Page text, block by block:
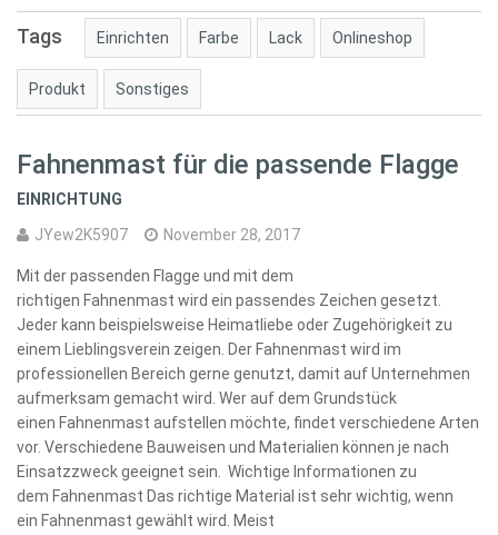
Tags Einrichten Farbe Lack Onlineshop
Produkt Sonstiges
Fahnenmast für die passende Flagge
EINRICHTUNG
JYew2K5907
November 28, 2017
Mit der passenden Flagge und mit dem
richtigen Fahnenmast wird ein passendes Zeichen gesetzt.
Jeder kann beispielsweise Heimatliebe oder Zugehörigkeit zu
einem Lieblingsverein zeigen. Der Fahnenmast wird im
professionellen Bereich gerne genutzt, damit auf Unternehmen
aufmerksam gemacht wird. Wer auf dem Grundstück
einen Fahnenmast aufstellen möchte, findet verschiedene Arten
vor. Verschiedene Bauweisen und Materialien können je nach
Einsatzzweck geeignet sein. Wichtige Informationen zu
dem Fahnenmast Das richtige Material ist sehr wichtig, wenn
ein Fahnenmast gewählt wird. Meist